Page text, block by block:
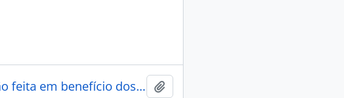
A cruz indígena (Publicação feita em benefício dos índios amazonenses do rio Jauapery)